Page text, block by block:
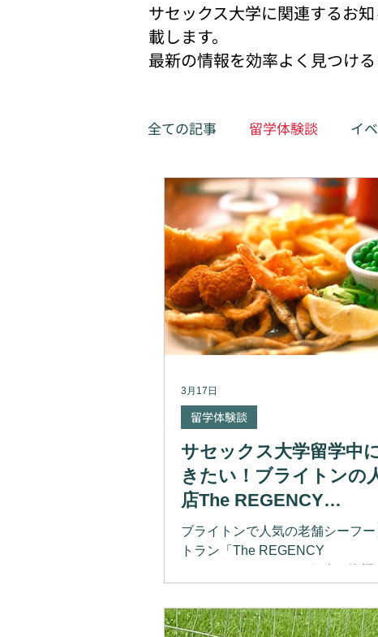
サセックス大学に関連するお
載します。
最新の情報を効率よく見つける
全ての記事 留学体験談 イ
サセックス大学留学中
きたい！ブライトンの
店The REGENCY
RESTAURANTを紹介し
【日本担当官コラム】
ブライトンで人気の老舗シーフー
トラン「The REGENCY
かったフィッシュアンドチップス
なサービスの魅力をレポートしま
留学体験談
3月17日